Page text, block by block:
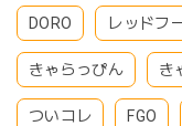
DORO レッドフ
きゃらっぴん き
ついコレ FGO